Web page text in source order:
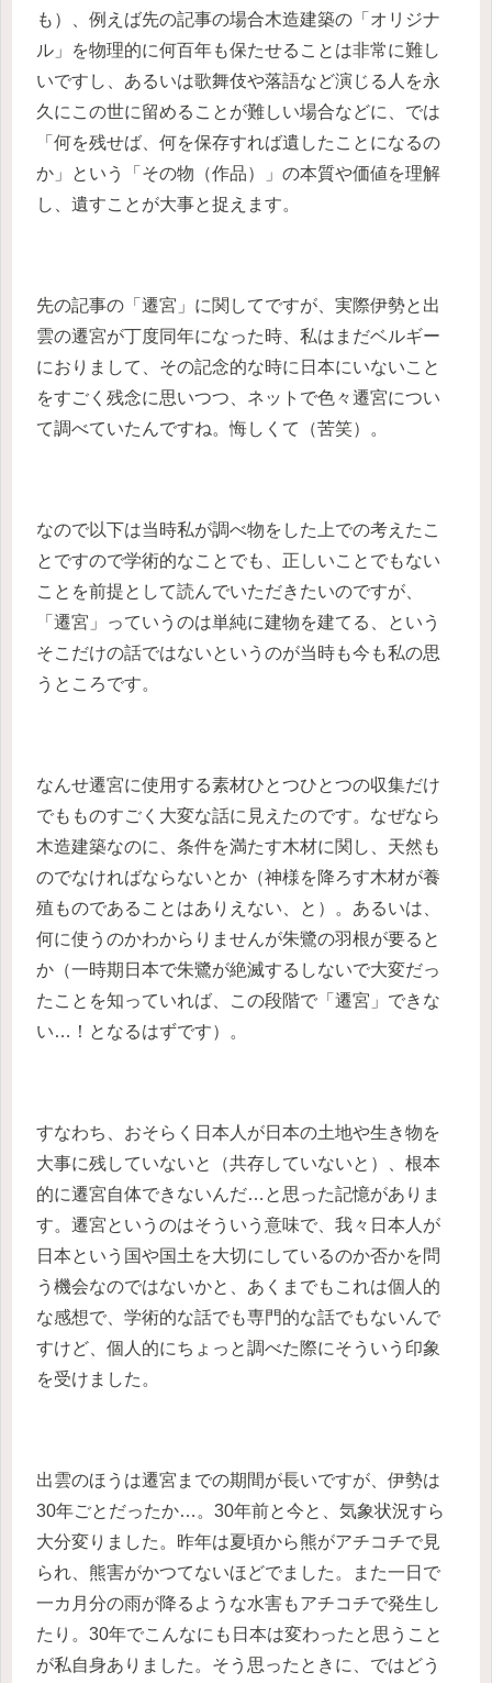
も）、例えば先の記事の場合木造建築の「オリジナ
ル」を物理的に何百年も保たせることは非常に難し
いですし、あるいは歌舞伎や落語など演じる人を永
久にこの世に留めることが難しい場合などに、では
「何を残せば、何を保存すれば遺したことになるの
か」という「その物（作品）」の本質や価値を理解
し、遺すことが大事と捉えます。
先の記事の「遷宮」に関してですが、実際伊勢と出
雲の遷宮が丁度同年になった時、私はまだベルギー
におりまして、その記念的な時に日本にいないこと
をすごく残念に思いつつ、ネットで色々遷宮につい
て調べていたんですね。悔しくて（苦笑）。
なので以下は当時私が調べ物をした上での考えたこ
とですので学術的なことでも、正しいことでもない
ことを前提として読んでいただきたいのですが、
「遷宮」っていうのは単純に建物を建てる、という
そこだけの話ではないというのが当時も今も私の思
うところです。
なんせ遷宮に使用する素材ひとつひとつの収集だけ
でもものすごく大変な話に見えたのです。なぜなら
木造建築なのに、条件を満たす木材に関し、天然も
のでなければならないとか（神様を降ろす木材が養
殖ものであることはありえない、と）。あるいは、
何に使うのかわからりませんが朱鷺の羽根が要ると
か（一時期日本で朱鷺が絶滅するしないで大変だっ
たことを知っていれば、この段階で「遷宮」できな
い…！となるはずです）。
すなわち、おそらく日本人が日本の土地や生き物を
大事に残していないと（共存していないと）、根本
的に遷宮自体できないんだ…と思った記憶がありま
す。遷宮というのはそういう意味で、我々日本人が
日本という国や国土を大切にしているのか否かを問
う機会なのではないかと、あくまでもこれは個人的
な感想で、学術的な話でも専門的な話でもないんで
すけど、個人的にちょっと調べた際にそういう印象
を受けました。
出雲のほうは遷宮までの期間が長いですが、伊勢は
30年ごとだったか…。30年前と今と、気象状況すら
大分変りました。昨年は夏頃から熊がアチコチで見
られ、熊害がかつてないほどでました。また一日で
一カ月分の雨が降るような水害もアチコチで発生し
たり。30年でこんなにも日本は変わったと思うこと
が私自身ありました。そう思ったときに、ではどう